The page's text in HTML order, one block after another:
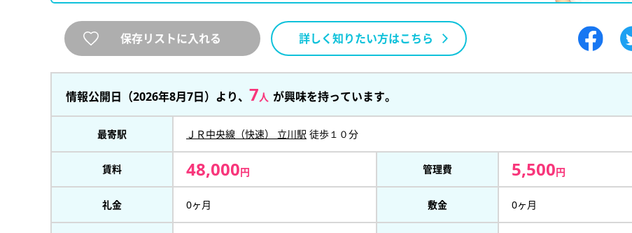
保存リストに入れる 詳しく知りたい方はこちら
情報公開日（2026年8月7日）より、 7人 が興味を持っています。
最寄駅 ＪＲ中央線（快速） 立川駅 徒歩１０分
賃料 48,000円 管理費 5,500円
礼金 0ヶ月 敷金 0ヶ月